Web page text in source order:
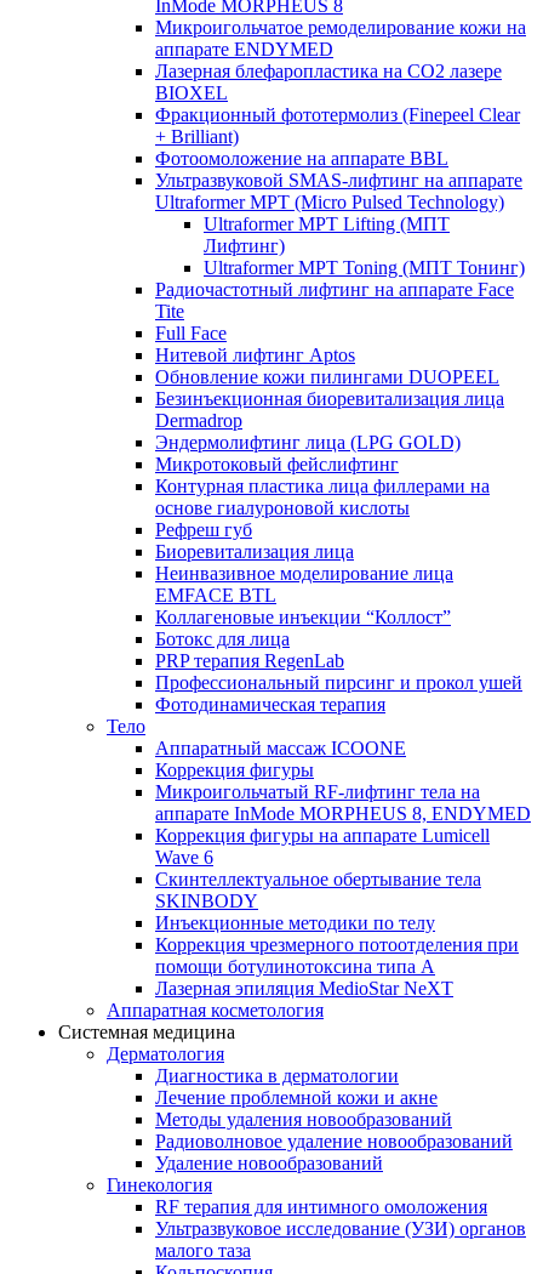
InMode MORPHEUS 8
Микроигольчатое ремоделирование кожи на
аппарате ENDYMED
Лазерная блефаропластика на CO2 лазере
BIOXEL
Фракционный фототермолиз (Finepeel Clear
+ Brilliant)
Фотоомоложение на аппарате BBL
Ультразвуковой SMAS-лифтинг на аппарате
Ultraformer MPT (Micro Pulsed Technology)
Ultraformer MPT Lifting (МПТ
Лифтинг)
Ultraformer MPT Toning (МПТ Тонинг)
Радиочастотный лифтинг на аппарате Face
Tite
Full Face
Нитевой лифтинг Aptos
Обновление кожи пилингами DUOPEEL
Безинъекционная биоревитализация лица
Dermadrop
Эндермолифтинг лица (LPG GOLD)
Микротоковый фейслифтинг
Контурная пластика лица филлерами на
основе гиалуроновой кислоты
Рефреш губ
Биоревитализация лица
Неинвазивное моделирование лица
EMFACE BTL
Коллагеновые инъекции “Коллост”
Ботокс для лица
PRP терапия RegenLab
Профессиональный пирсинг и прокол ушей
Фотодинамическая терапия
Тело
Аппаратный массаж ICOONE
Коррекция фигуры
Микроигольчатый RF-лифтинг тела на
аппарате InMode MORPHEUS 8, ENDYMED
Коррекция фигуры на аппарате Lumicell
Wave 6
Скинтеллектуальное обертывание тела
SKINBODY
Инъекционные методики по телу
Коррекция чрезмерного потоотделения при
помощи ботулинотоксина типа А
Лазерная эпиляция MedioStar NeXT
Аппаратная косметология
Системная медицина
Дерматология
Диагностика в дерматологии
Лечение проблемной кожи и акне
Методы удаления новообразований
Радиоволновое удаление новообразований
Удаление новообразований
Гинекология
RF терапия для интимного омоложения
Ультразвуковое исследование (УЗИ) органов
малого таза